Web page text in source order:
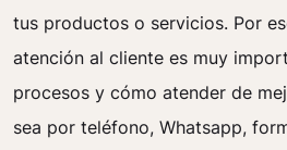
tus productos o servicios. Por
atención al cliente es muy
procesos y cómo atender de
sea por teléfono, Whatsapp,